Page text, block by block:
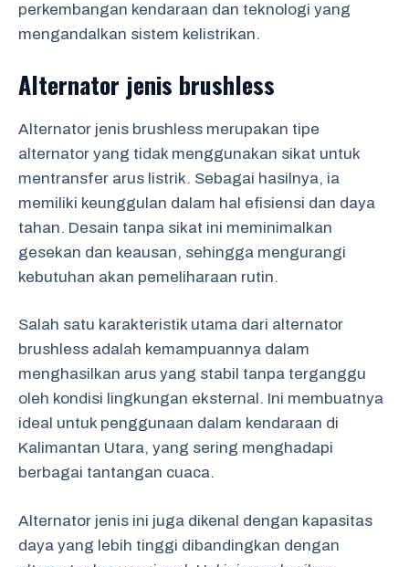
perkembangan kendaraan dan teknologi yang
mengandalkan sistem kelistrikan.
Alternator jenis brushless
Alternator jenis brushless merupakan tipe
alternator yang tidak menggunakan sikat untuk
mentransfer arus listrik. Sebagai hasilnya, ia
memiliki keunggulan dalam hal efisiensi dan daya
tahan. Desain tanpa sikat ini meminimalkan
gesekan dan keausan, sehingga mengurangi
kebutuhan akan pemeliharaan rutin.
Salah satu karakteristik utama dari alternator
brushless adalah kemampuannya dalam
menghasilkan arus yang stabil tanpa terganggu
oleh kondisi lingkungan eksternal. Ini membuatnya
ideal untuk penggunaan dalam kendaraan di
Kalimantan Utara, yang sering menghadapi
berbagai tantangan cuaca.
Alternator jenis ini juga dikenal dengan kapasitas
daya yang lebih tinggi dibandingkan dengan